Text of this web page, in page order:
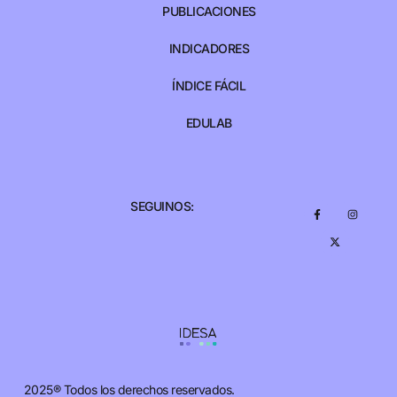
2025® Todos los derechos reservados.
PUBLICACIONES
INDICADORES
ÍNDICE FÁCIL
EDULAB
SEGUINOS: